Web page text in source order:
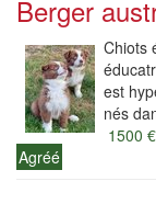
Berger
Chiots
est
nés
1500 €
Agréé